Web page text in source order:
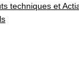
techniques et